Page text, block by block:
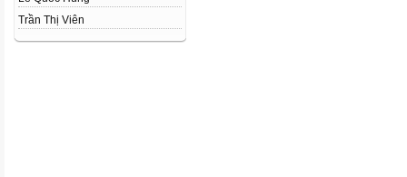
Trần Thị Viên